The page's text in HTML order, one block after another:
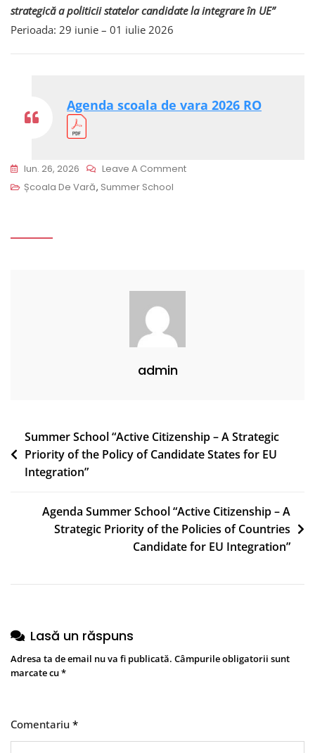
strategică a politicii statelor candidate la integrare în UE”
Perioada: 29 iunie – 01 iulie 2026
Agenda scoala de vara 2026 RO
Iun. 26, 2026 Leave A CommentOn
Integrare
În
Școala De Vară, Summer School
admin
Navigare
în
articole
Summer School “Active Citizenship – A Strategic
Priority of the Policy of Candidate States for EU
Integration”
Agenda Summer School “Active Citizenship – A
Strategic Priority of the Policies of Countries
Candidate for EU Integration”
Lasă un răspuns
Adresa ta de email nu va fi publicată. Câmpurile obligatorii sunt
marcate cu*
Comentariu *